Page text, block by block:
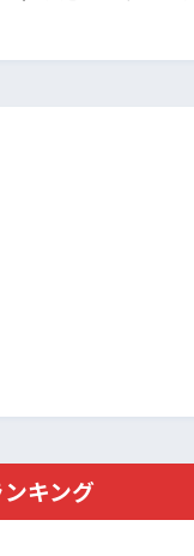
キング